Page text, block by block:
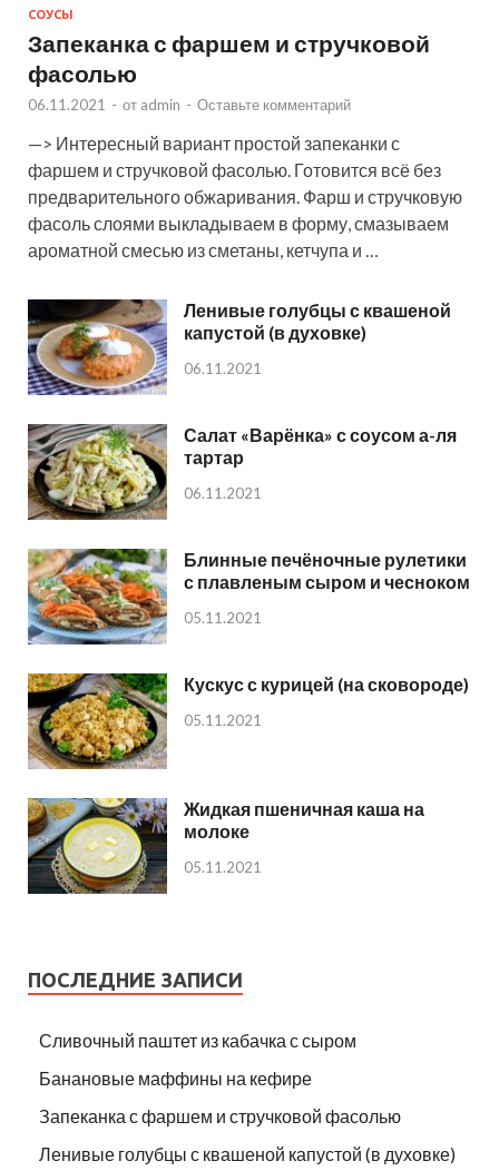
СОУСЫ
Запеканка с фаршем и стручковой
фасолью
06.11.2021 - от admin - Оставьте комментарий
—> Интересный вариант простой запеканки с
фаршем и стручковой фасолью. Готовится всё без
предварительного обжаривания. Фарш и стручковую
фасоль слоями выкладываем в форму, смазываем
ароматной смесью из сметаны, кетчупа и …
Ленивые голубцы с квашеной
капустой (в духовке)
06.11.2021
Салат «Варёнка» с соусом а-ля
тартар
06.11.2021
Блинные печёночные рулетики
с плавленым сыром и чесноком
05.11.2021
Кускус с курицей (на сковороде)
05.11.2021
Жидкая пшеничная каша на
молоке
05.11.2021
ПОСЛЕДНИЕ ЗАПИСИ
Сливочный паштет из кабачка с сыром
Банановые маффины на кефире
Запеканка с фаршем и стручковой фасолью
Ленивые голубцы с квашеной капустой (в духовке)